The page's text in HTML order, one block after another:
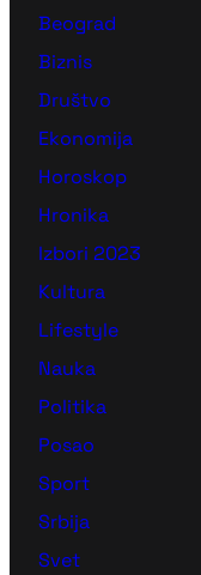
Beograd
Biznis
Društvo
Ekonomija
Horoskop
Hronika
Izbori 2023
Kultura
Lifestyle
Nauka
Politika
Posao
Sport
Srbija
Svet